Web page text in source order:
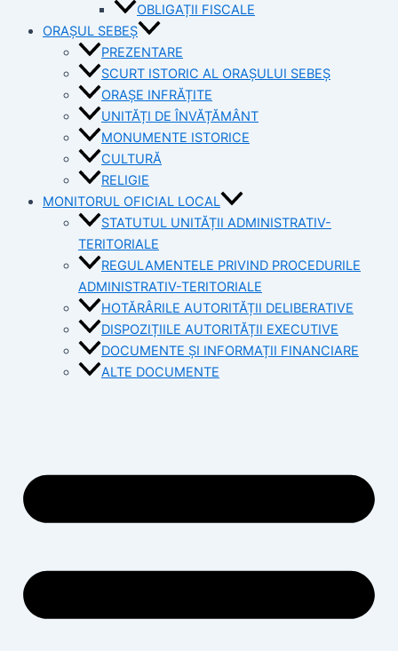
OBLIGAȚII FISCALE
ORAȘUL SEBEȘ
PREZENTARE
SCURT ISTORIC AL ORAȘULUI SEBEȘ
ORAȘE INFRĂȚITE
UNITĂȚI DE ÎNVĂȚĂMÂNT
MONUMENTE ISTORICE
CULTURĂ
RELIGIE
MONITORUL OFICIAL LOCAL
STATUTUL UNITĂȚII ADMINISTRATIV-
TERITORIALE
REGULAMENTELE PRIVIND PROCEDURILE
ADMINISTRATIV-TERITORIALE
HOTĂRÂRILE AUTORITĂȚII DELIBERATIVE
DISPOZIȚIILE AUTORITĂȚII EXECUTIVE
DOCUMENTE ȘI INFORMAȚII FINANCIARE
ALTE DOCUMENTE